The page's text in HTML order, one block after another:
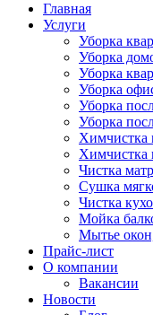
Главная
Услуги
Уборка
Уборка
Уборка
Уборка
Уборка
Уборка
Химчистка
Химчистка
Чистка
Сушка
Чистка
Мойка
Мытье
Прайс-лист
О компании
Вакансии
Новости